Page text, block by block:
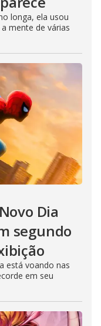
longa, ela usou
mente de várias
Dia
segundo
está voando nas
em seu